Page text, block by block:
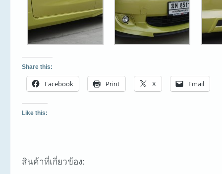
Share this:
Facebook Print X Email
Like this:
สินค้าที่เกี่ยวข้อง: